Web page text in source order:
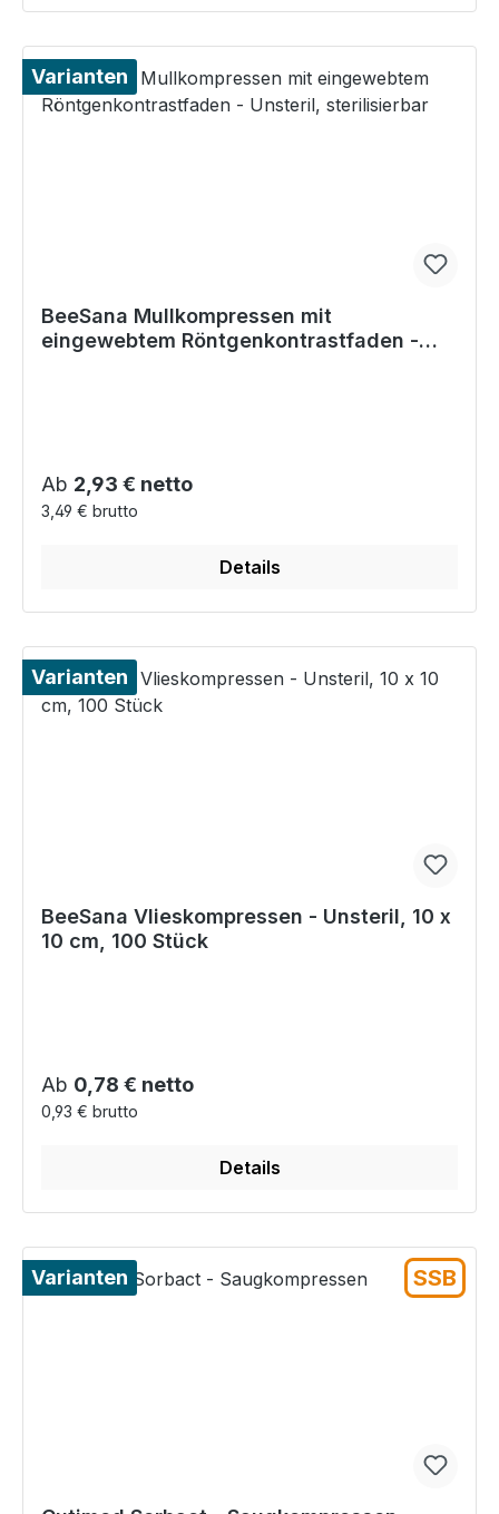
Varianten
BeeSana Mullkompressen mit
eingewebtem Röntgenkontrastfaden -
Regulärer Preis:
Ab 2,93 € netto
3,49 € brutto
Details
Varianten
BeeSana Vlieskompressen - Unsteril, 10 x
10 cm, 100 Stück
Regulärer Preis:
Ab 0,78 € netto
0,93 € brutto
Details
Varianten SSB